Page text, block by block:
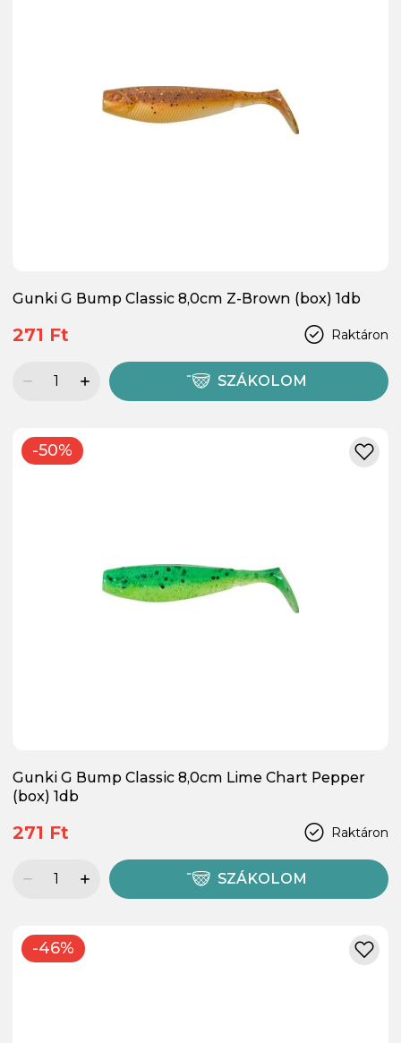
Gunki G Bump Classic 8,0cm Z-Brown (box) 1db
Raktáron
271 Ft
SZÁKOLOM
-50%
Gunki G Bump Classic 8,0cm Lime Chart Pepper
(box) 1db
Raktáron
271 Ft
SZÁKOLOM
-46%